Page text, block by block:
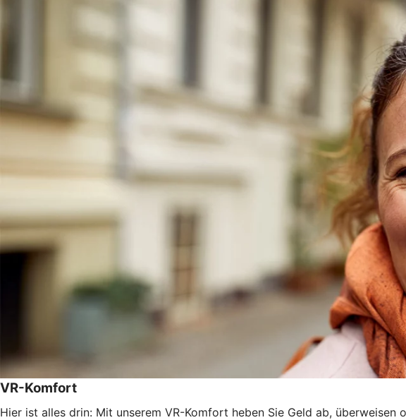
VR-Komfort
Hier ist alles drin: Mit unserem VR-Komfort heben Sie Geld ab,